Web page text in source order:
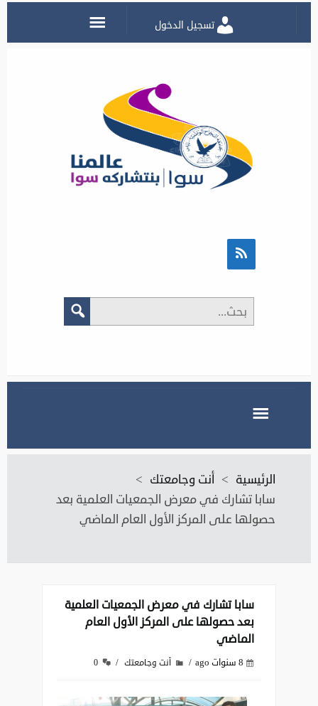
تسجيل الدخول
الرئيسية > أنت وجامعتك >
سابا تشارك في معرض الجمعيات العلمية بعد
حصولها على المركز الأول العام الماضي
سابا تشارك في معرض الجمعيات العلمية
بعد حصولها على المركز الأول العام
الماضي
8 سنوات ago أنت وجامعتك 0